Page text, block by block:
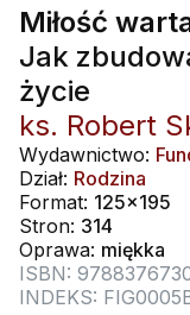
Pismo Święte
Kościół Katolicki
Duszpasterstwo
Teologia
Życie
Duchowość
Literatura piękna
Wszystko z
DVD
CD-ROM
Muzyka
Rekolekcje i inne
Śpiew i modlitwa
Muzyka klasyczna
Dla Dzieci
Wszystko z
Literatura (D)
Płyty, DVD (D)
Podręczniki i
Podręczniki
Wszystko z
Podręczniki i
Zabawa i Nauka
Nowości
Zaloguj się
Miłość
Jak
życie
ks. Robert
Wydawnictwo:
Dział: Rodzina
Format: 125x195
Stron: 314
Oprawa: miękka
ISBN:
INDEKS: